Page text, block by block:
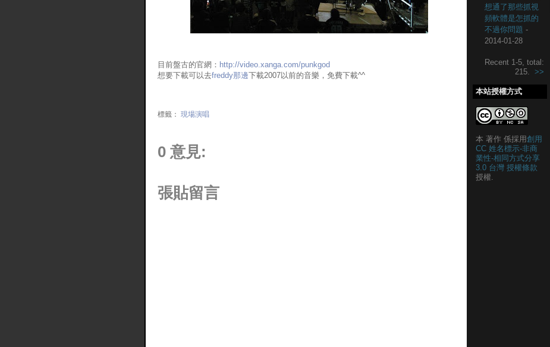
目前盤古的官網： http://video.xanga.com/punkgod
想要下載可以去freddy那邊下載2007以前的音樂，免費下載^^
標籤： 現場演唱
0 意見:
張貼留言
想通了那些抓視
頻軟體是怎抓的
不過你問題 -
2014-01-28
Recent 1-5, total:
215. >>
本站授權方式
本 著作 係採用創用
CC 姓名標示-非商
業性-相同方式分享
3.0 台灣 授權條款
授權.